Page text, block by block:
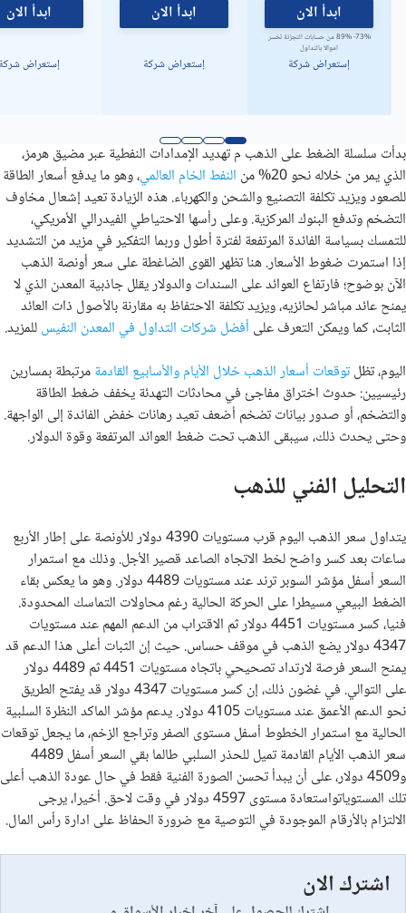
ابدأ الان
73%- 89% من حسابات التجزئة تخسر
اموالا بالتداول
إستعراض شركة
ابدأ الان
إستعراض شركة
ابدأ الان
إستعراض
بدأت سلسلة الضغط على الذهب م تهديد الإمدادات النفطية عبر مضيق هرمز،
الذي يمر من خلاله نحو 20% من
النفط الخام العالمي، وهو ما يدفع أسعار الطاقة
للصعود ويزيد تكلفة التصنيع والشحن والكهرباء. هذه الزيادة تعيد إشعال مخاوف
التضخم وتدفع البنوك المركزية. وعلى رأسها الاحتياطي الفيدرالي الأمريكي،
للتمسك بسياسة الفائدة المرتفعة لفترة أطول وربما التفكير في مزيد من التشديد
إذا استمرت ضغوط الأسعار. هنا تظهر القوى الضاغطة على سعر أونصة الذهب
الآن بوضوح؛ فارتفاع العوائد على السندات والدولار يقلل جاذبية المعدن الذي لا
يمنح عائد مباشر لحائزيه، ويزيد تكلفة الاحتفاظ به مقارنة بالأصول ذات العائد
الثابت، كما ويمكن التعرف على أفضل شركات التداول في المعدن النفيسللمزيد.
اليوم، تظلتوقعات أسعار الذهب خلال الأيام والأسابيع القادمةمرتبطة بمسارين
رئيسيين: حدوث اختراق مفاجئ في محادثات التهدئة يخفف ضغط الطاقة
والتضخم، أو صدور بيانات تضخم أضعف تعيد رهانات خفض الفائدة إلى الواجهة.
وحتى يحدث ذلك، سيبقى الذهب تحت ضغط العوائد المرتفعة وقوة الدولار.
التحليل الفني للذهب
يتداول سعر الذهب اليوم قرب مستويات 4390 دولار للأونصة على إطار الأربع
ساعات بعد كسر واضح لخط الاتجاه الصاعد قصير الأجل. وذلك مع استمرار
السعر أسفل مؤشر السوبر ترند عند مستويات 4489 دولار. وهو ما يعكس بقاء
الضغط البيعي مسيطرا على الحركة الحالية رغم محاولات التماسك المحدودة.
فنيا، كسر مستويات 4451 دولار ثم الاقتراب من الدعم المهم عند مستويات
4347 دولار يضع الذهب في موقف حساس. حيث إن الثبات أعلى هذا الدعم قد
يمنح السعر فرصة لارتداد تصحيحي باتجاه مستويات 4451 ثم 4489 دولار
على التوالي. في غضون ذلك، إن كسر مستويات 4347 دولار قد يفتح الطريق
نحو الدعم الأعمق عند مستويات 4105 دولار. يدعم مؤشر الماكد النظرة السلبية
الحالية مع استمرار الخطوط أسفل مستوى الصفر وتراجع الزخم، ما يجعل توقعات
سعر الذهب الأيام القادمة تميل للحذر السلبي طالما بقي السعر أسفل 4489
و4509 دولار، على أن يبدأ تحسن الصورة الفنية فقط في حال عودة الذهب أعلى
تلك المستوياتواستعادة مستوى 4597 دولار في وقت لاحق. أخيرا، يرجى
الالتزام بالأرقام الموجودة في التوصية مع ضرورة الحفاظ على ادارة رأس المال.
اشترك الان